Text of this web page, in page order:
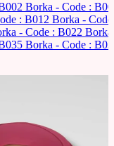
Borka - Code :
: B012 Borka -
- Code : B022
Borka - Code :